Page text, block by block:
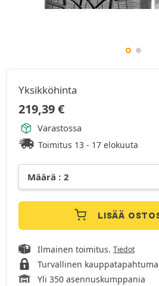
Yksikköhinta
219,39€
Varastossa
Toimitus 13 - 17 elokuuta
LISÄÄ
Ilmainen toimitus. Tiedot
Turvallinen kauppatapahtuma
Yli 350 asennuskumppania